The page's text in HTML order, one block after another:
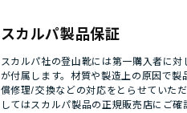
スカルパ製品保証
スカルパ社の登山靴には第一購入者に
が付属します。材質や製造上の原因で
償修理/交換などの対応をとらせていた
してはスカルパ製品の正規販売店にご確